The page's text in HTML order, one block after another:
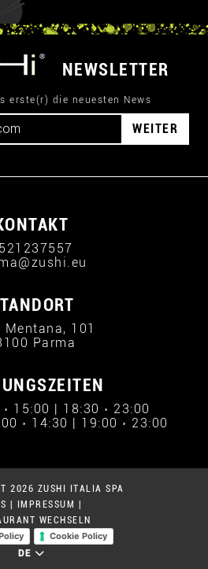
NEWSLETTER
erste(r) die neuesten News
WEITER
Mentana, 101
Parma
15:00 | 18:30 › 23:00
› 14:30 | 19:00 › 23:00
2026 ZUSHI ITALIA SPA
IMPRESSUM
WECHSELN
Cookie Policy
DE